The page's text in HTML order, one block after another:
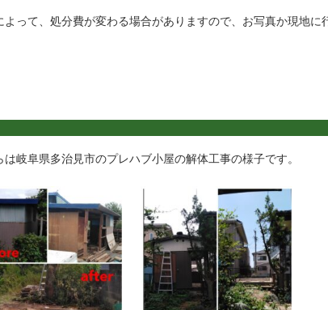
よって、処分費が変わる場合がありますので、お写真か現地に
は岐阜県多治見市のプレハブ小屋の解体工事の様子です。